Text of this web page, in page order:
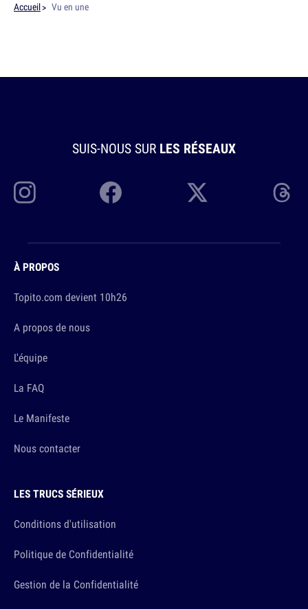
Accueil Vu en une
SUIS-NOUS SUR LES RÉSEAUX
À PROPOS
Topito.com devient 10h26
A propos de nous
L'équipe
La FAQ
Le Manifeste
Nous contacter
LES TRUCS SÉRIEUX
Conditions d'utilisation
Politique de Confidentialité
Gestion de la Confidentialité